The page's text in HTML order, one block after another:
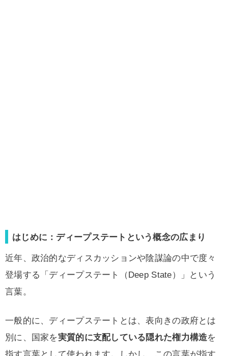
はじめに：ディープステートという概念の広まり
近年、政治的なディスカッションや陰謀論の中で度々
登場する「ディープステート（Deep State）」という
言葉。
一般的に、ディープステートとは、表向きの政府とは
別に、国家を実質的に支配している隠れた権力構造を